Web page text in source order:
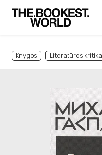
Knygos Literatūros kritika